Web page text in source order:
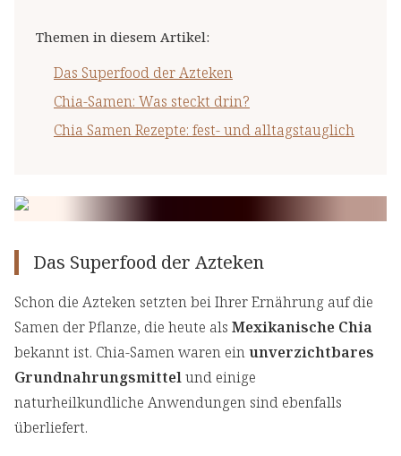
Themen in diesem Artikel:
Das Superfood der Azteken
Chia-Samen: Was steckt drin?
Chia Samen Rezepte: fest- und alltagstauglich
Das Superfood der Azteken
Schon die Azteken setzten bei Ihrer Ernährung auf die
Samen der Pflanze, die heute als Mexikanische Chia
bekannt ist. Chia-Samen waren einunverzichtbares
Grundnahrungsmittelund einige
naturheilkundliche Anwendungen sind ebenfalls
überliefert.